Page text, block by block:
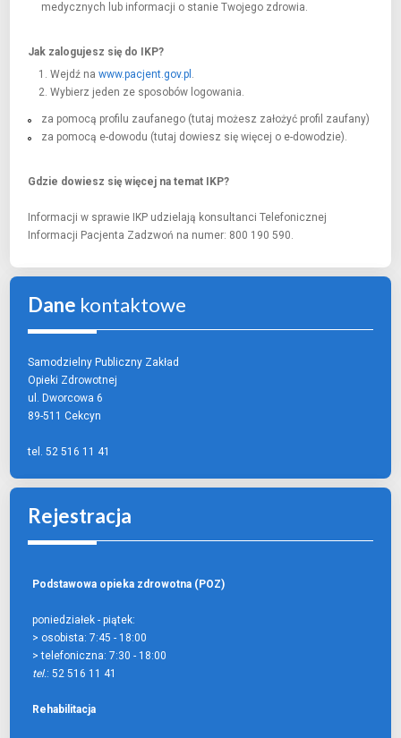
medycznych lub informacji o stanie Twojego zdrowia.
Jak zalogujesz się do IKP?
Wejdź nawww.pacjent.gov.pl .
Wybierz jeden ze sposobów logowania.
za pomocą profilu zaufanego (tutaj możesz założyć profil zaufany)
za pomocą e-dowodu (tutaj dowiesz się więcej o e-dowodzie).
Gdzie dowiesz się więcej na temat IKP?
Informacji w sprawie IKP udzielają konsultanci Telefonicznej
Informacji Pacjenta Zadzwoń na numer: 800 190 590.
Dane kontaktowe
Samodzielny Publiczny Zakład
Opieki Zdrowotnej
ul. Dworcowa 6
89-511 Cekcyn
tel. 52 516 11 41
Rejestracja
Podstawowa opieka zdrowotna (POZ)
poniedziałek - piątek:
> osobista:7:45 - 18:00
> telefoniczna:7:30 - 18:00
tel.: 52 516 11 41
Rehabilitacja